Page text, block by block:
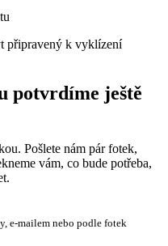
potvrdíme ještě
Pošlete nám pár fotek,
vám, co bude potřeba,
e-mailem nebo podle fotek